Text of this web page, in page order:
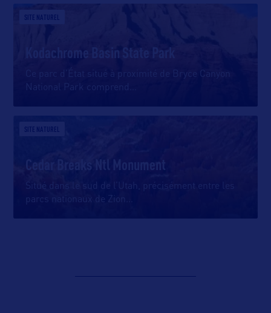
SITE NATUREL
Kodachrome Basin State Park
Ce parc d’État situé à proximité de Bryce Canyon
National Park comprend
SITE NATUREL
Situé dans le sud de l’Utah, précisément entre les
parcs nationaux de Zion